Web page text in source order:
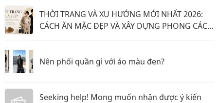
THỜI TRANG VÀ XU HƯỚNG MỚI NHẤT 2026:
CÁCH ĂN MẶC ĐẸP VÀ XÂY DỰNG PHONG CÁCH
Nên phối quần gì với áo màu đen?
Seeking help! Mong muốn nhận được ý kiến